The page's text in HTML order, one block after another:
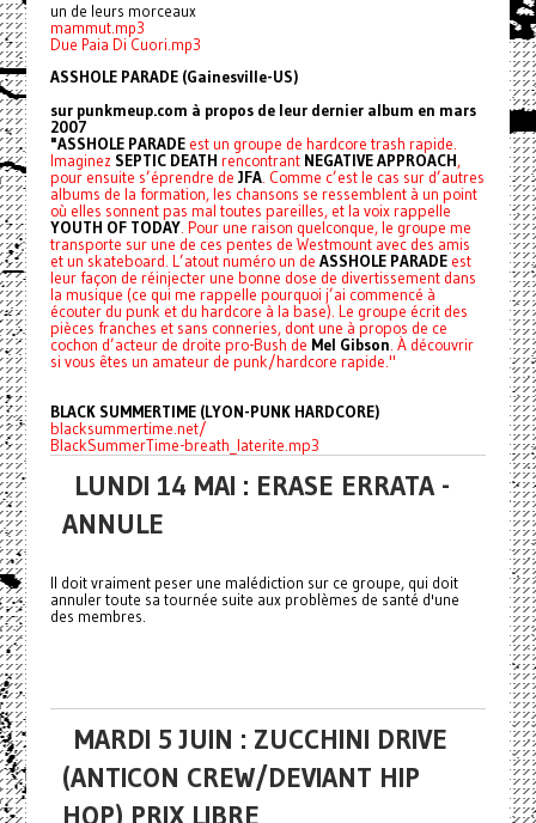
un de leurs morceaux
mammut.mp3
Due Paia Di Cuori.mp3
ASSHOLE PARADE (Gainesville-US)
sur punkmeup.com à propos de leur dernier album en mars
2007
"ASSHOLE PARADEest un groupe de hardcore trash rapide.
Imaginez SEPTIC DEATH rencontrant NEGATIVE APPROACH,
pour ensuite s’éprendre de JFA. Comme c’est le cas sur d’autres
albums de la formation, les chansons se ressemblent à un point
où elles sonnent pas mal toutes pareilles, et la voix rappelle
YOUTH OF TODAY. Pour une raison quelconque, le groupe me
transporte sur une de ces pentes de Westmount avec des amis
et un skateboard. L’atout numéro un de ASSHOLE PARADEest
leur façon de réinjecter une bonne dose de divertissement dans
la musique (ce qui me rappelle pourquoi j’ai commencé à
écouter du punk et du hardcore à la base). Le groupe écrit des
pièces franches et sans conneries, dont une à propos de ce
cochon d’acteur de droite pro-Bush de Mel Gibson. À découvrir
si vous êtes un amateur de punk/hardcore rapide."
BLACK SUMMERTIME (LYON-PUNK HARDCORE)
blacksummertime.net/
BlackSummerTime-breath_laterite.mp3
LUNDI 14 MAI : ERASE ERRATA -
ANNULE
Il doit vraiment peser une malédiction sur ce groupe, qui doit
annuler toute sa tournée suite aux problèmes de santé d'une
des membres.
MARDI 5 JUIN : ZUCCHINI DRIVE
(ANTICON CREW/DEVIANT HIP
HOP) PRIX LIBRE